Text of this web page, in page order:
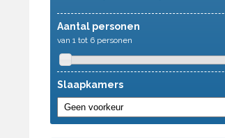
Aantal personen
van 1 tot 6 personen
Slaapkamers